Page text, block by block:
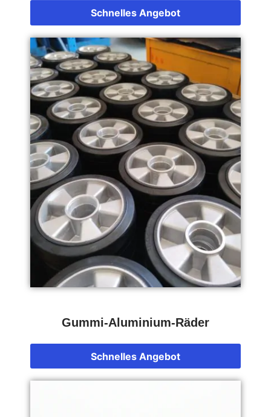
Schnelles Angebot
Gummi-Aluminium-Räder
Schnelles Angebot